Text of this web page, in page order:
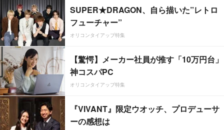
SUPER★DRAGON、自ら描いた”レトロ
フューチャー”
オリコンタイアップ特集
【驚愕】メーカー社員が推す「10万円台」
神コスパPC
オリコンタイアップ特集
『VIVANT』限定ウオッチ、プロデューサ
ーの感想は